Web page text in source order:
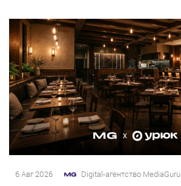
6 Авг 2026 Digital-агентство MediaGuru